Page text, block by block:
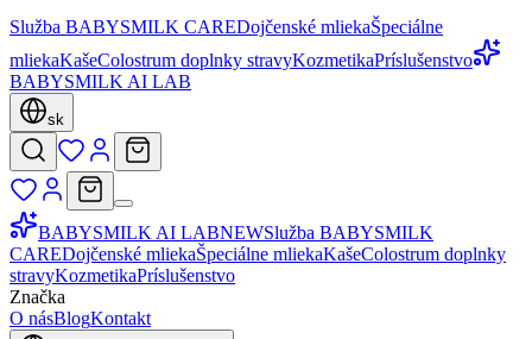
Služba BABYSMILK CAREDojčenské mliekaŠpeciálne
mliekaKašeColostrum doplnky stravyKozmetikaPríslušenstvo
BABYSMILK AI LAB
sk
BABYSMILK AI LABNEWSlužba BABYSMILK
CAREDojčenské mliekaŠpeciálne mliekaKašeColostrum doplnky
stravyKozmetikaPríslušenstvo
Značka
O násBlogKontakt